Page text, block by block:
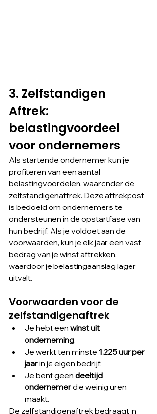
3. Zelfstandigen
Aftrek:
belastingvoordeel
voor ondernemers
Als startende ondernemer kun je
profiteren van een aantal
belastingvoordelen, waaronder de
zelfstandigenaftrek. Deze aftrekpost
is bedoeld om ondernemers te
ondersteunen in de opstartfase van
hun bedrijf. Als je voldoet aan de
voorwaarden, kun je elk jaar een vast
bedrag van je winst aftrekken,
waardoor je belastingaanslag lager
uitvalt.
Voorwaarden voor de
zelfstandigenaftrek
Je hebt een winst uit
onderneming.
Je werkt ten minste 1.225 uur per
jaar in je eigen bedrijf.
Je bent geen deeltijd
ondernemer die weinig uren
maakt.
De zelfstandigenaftrek bedraagt in